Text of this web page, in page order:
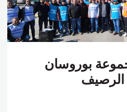
بوروسان
الرصيف